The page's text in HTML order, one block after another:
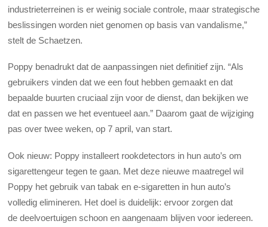
industrieterreinen is er weinig sociale controle, maar strategische
beslissingen worden niet genomen op basis van vandalisme,”
stelt de Schaetzen.
Poppy benadrukt dat de aanpassingen niet definitief zijn. “Als
gebruikers vinden dat we een fout hebben gemaakt en dat
bepaalde buurten cruciaal zijn voor de dienst, dan bekijken we
dat en passen we het eventueel aan.” Daarom gaat de wijziging
pas over twee weken, op 7 april, van start.
Ook nieuw: Poppy installeert rookdetectors in hun auto’s om
sigarettengeur tegen te gaan. Met deze nieuwe maatregel wil
Poppy het gebruik van tabak en e-sigaretten in hun auto’s
volledig elimineren. Het doel is duidelijk: ervoor zorgen dat
de deelvoertuigen schoon en aangenaam blijven voor iedereen.